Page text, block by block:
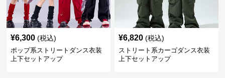
¥6,300 (税込)
ポップ系ストリートダンス衣装
上下セットアップ
¥6,820 (税込)
ストリート系カーゴダンス衣装
上下セットアップ